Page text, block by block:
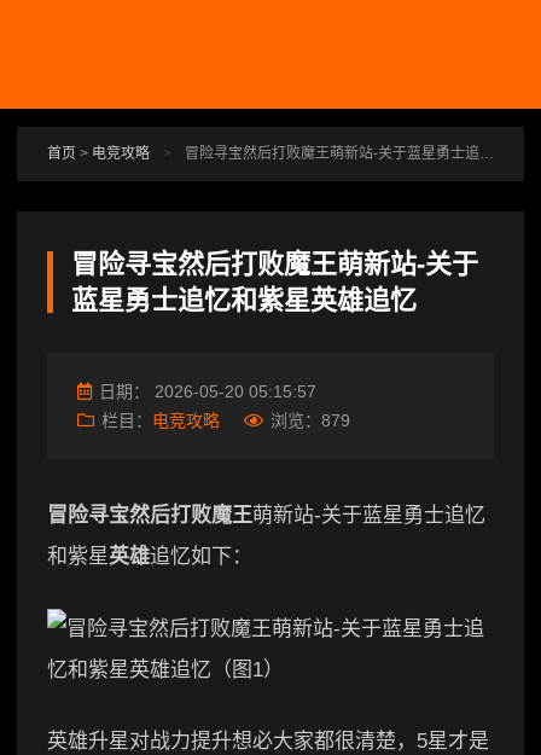
首页 > 电竞攻略 > 冒险寻宝然后打败魔王萌新站-关于蓝星勇士追忆和紫星英雄追忆
冒险寻宝然后打败魔王萌新站-关于
蓝星勇士追忆和紫星英雄追忆
日期： 2026-05-20 05:15:57
栏目： 电竞攻略 浏览： 879
冒险寻宝然后打败魔王萌新站-关于蓝星勇士追忆
和紫星英雄追忆如下：
英雄升星对战力提升想必大家都很清楚，5星才是